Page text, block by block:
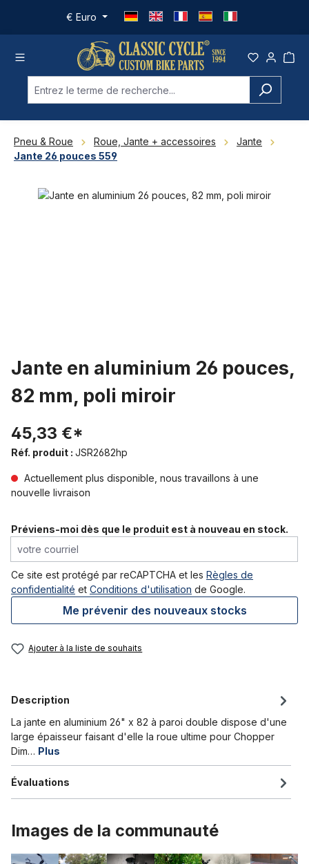
Passer au contenu principal
€ Euro
Pneu & Roue Roue, Jante + accessoires
Jante
Jante 26 pouces 559
Ignorer la galerie d'images
Jante en aluminium 26 pouces,
82 mm, poli miroir
45,33 €*
Réf. produit : JSR2682hp
Actuellement plus disponible, nous travaillons à une
nouvelle livraison
Préviens-moi dès que le produit est à nouveau en stock.
votre courriel
Ce site est protégé par reCAPTCHA et les Règles de
confidentialité et Conditions d'utilisation de Google.
Me prévenir des nouveaux stocks
Ajouter à la liste de souhaits
Description
La jante en aluminium 26" x 82 à paroi double dispose d'une
large épaisseur faisant d'elle la roue ultime pour Chopper
Dim… Plus
Évaluations
Images de la communauté